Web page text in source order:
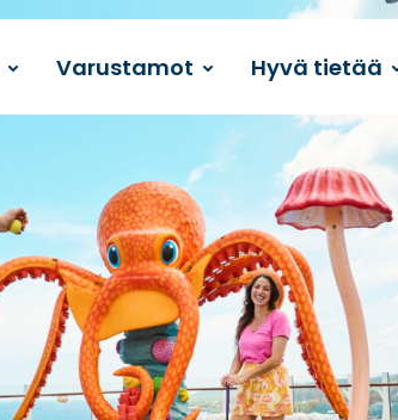
Varustamot Hyvä tietää